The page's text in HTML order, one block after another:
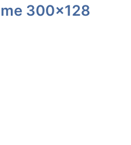
300x128